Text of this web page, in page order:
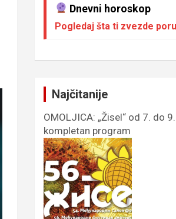
Dnevni horoskop
Pogledaj šta ti zvezde
Najčitanije
OMOLJICA: „Žisel“ od 7. do
kompletan program